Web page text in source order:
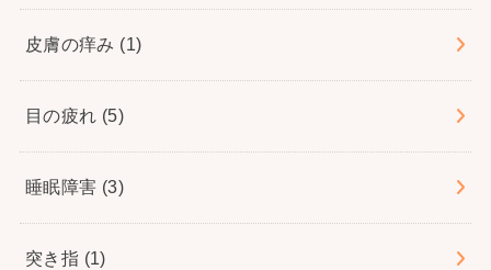
皮膚の痒み (1)
目の疲れ (5)
睡眠障害 (3)
突き指 (1)